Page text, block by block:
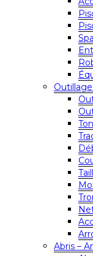
Spa
Abris –